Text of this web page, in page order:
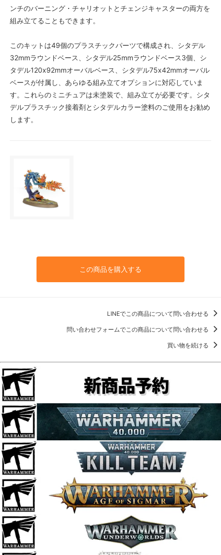
ンチのバーニング・チャリオットとチェンジキャスターの両方を
組み立てることもできます。
このキットは49個のプラスチックパーツで構成され、シタデル
32mmラウンドベース、シタデル25mmラウンドベース3個、シ
タデル120x92mmオーバルベース、シタデル75x42mmオーバル
ベースが付属し、あらゆる組み立てオプションに対応していま
す。これらのミニチュアは未塗装で、組み立てが必要です。シタ
デルプラスチック接着剤とシタデルカラー塗料のご使用をお勧め
します。
この商品を購入する
LINEでこの商品について問い合わせる
問い合わせフォームでこの商品について問い合わせる
買い物を続ける